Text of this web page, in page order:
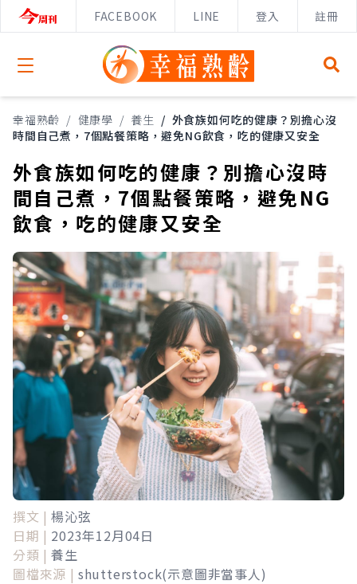
FACEBOOK LINE 登入 註冊
Open menu
幸福熟齡 / 健康學 / 養生 / 外食族如何吃的健康？別擔心沒
時間自己煮，7個點餐策略，避免NG飲食，吃的健康又安全
外食族如何吃的健康？別擔心沒時
間自己煮，7個點餐策略，避免NG
飲食，吃的健康又安全
撰文 | 楊沁弦
日期 | 2023年12月04日
分類 | 養生
圖檔來源 | shutterstock(示意圖非當事人)